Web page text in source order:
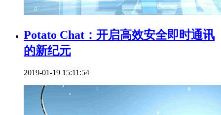
Potato Chat：开启高效安全即时通讯
的新纪元
2019-01-19 15:11:54